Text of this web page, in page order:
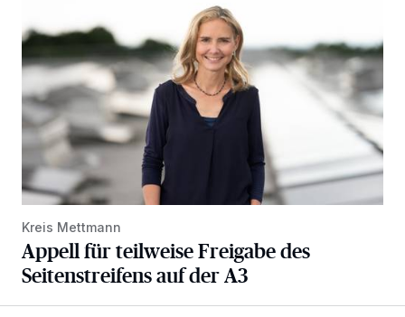
Kreis Mettmann
Appell für teilweise Freigabe des
Seitenstreifens auf der A3